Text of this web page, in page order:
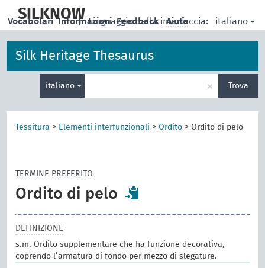
main
SILKNOW
| Linguaggio della interfaccia: italiano
Vocabolari Informazioni Feedback Aiuto
Silk Heritage Thesaurus
italiano
per
la
× Trova
Tessitura > Elementi interfunzionali >Ordito > Ordito di pelo
TERMINE PREFERITO
Ordito di pelo
DEFINIZIONE
s.m. Ordito supplementare che ha funzione decorativa,
coprendo l’armatura di fondo per mezzo di slegature.